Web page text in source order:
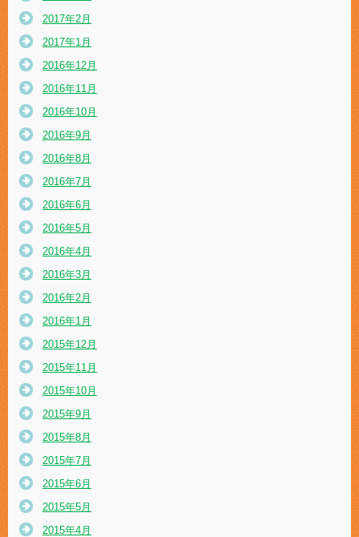
2017年2月
2017年1月
2016年12月
2016年11月
2016年10月
2016年9月
2016年8月
2016年7月
2016年6月
2016年5月
2016年4月
2016年3月
2016年2月
2016年1月
2015年12月
2015年11月
2015年10月
2015年9月
2015年8月
2015年7月
2015年6月
2015年5月
2015年4月